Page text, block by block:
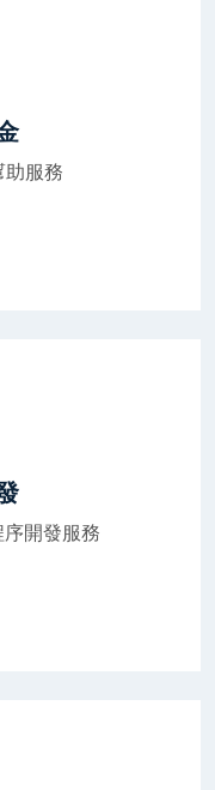
助服務
開發服務